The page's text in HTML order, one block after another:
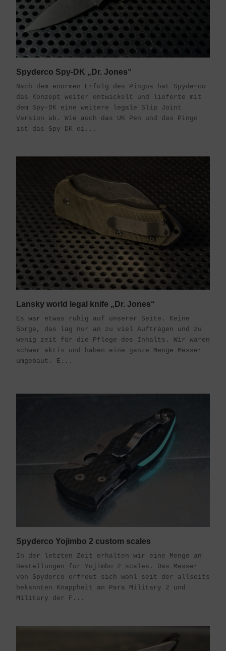
Spyderco Spy-DK „Dr. Jones“
Nach dem enormen Erfolg des Pingos hat Spyderco
das Konzept weiter entwickelt und lieferte mit
dem Spy-DK eine weitere legale Slip Joint
Version ab. Wie auch das UK Pen und das Pingo
ist das Spy-DK ei...
Lansky world legal knife „Dr. Jones“
Es war etwas ruhig auf unserer Seite. Keine
Sorge, das lag nur an zu viel Aufträgen und zu
wenig zeit für die Pflege des Inhalts. Wir waren
schwer aktiv und haben eine ganze Menge Messer
umgebaut. E...
Spyderco Yojimbo 2 custom scales
In der letzten Zeit erhalten wir eine Menge an
Bestellungen für Yojimbo 2 scales. Das Messer
von Spyderco erfreut sich wohl seit der allseits
bekannten Knappheit an Para Military 2 und
Military der F...